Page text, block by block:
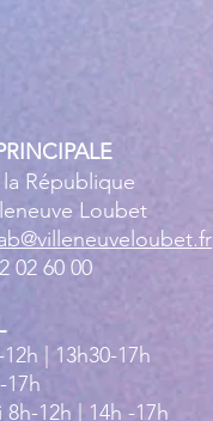
République
Loubet
02 60 00
| 13h30-17h
12h | 14h -17h